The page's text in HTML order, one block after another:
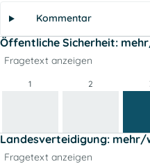
Kommentar
Öffentliche Sicherheit:
Fragetext anzeigen
1 2
Landesverteidigung: mehr/
Fragetext anzeigen